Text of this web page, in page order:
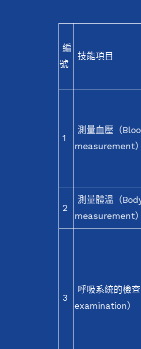
編
號
技能項目
1
測量血壓（
measurement）
2
測量體溫（
measurement）
3
呼吸系統的檢
examination）